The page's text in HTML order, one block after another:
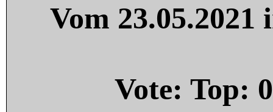
Vom
Vote: Top: 0